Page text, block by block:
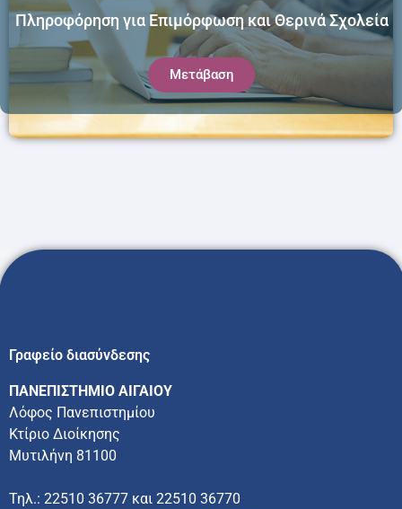
Πληροφόρηση για Επιμόρφωση και Θερινά Σχολεία
Μετάβαση
Γραφείο διασύνδεσης
ΠΑΝΕΠΙΣΤΗΜΙΟ ΑΙΓΑΙΟΥ
Λόφος Πανεπιστημίου
Κτίριο Διοίκησης
Μυτιλήνη 81100
Τηλ.: 22510 36777 και 22510 36770